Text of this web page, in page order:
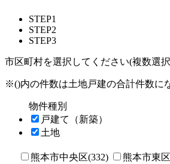
STEP1
STEP2
STEP3
市区町村を選択してください(複数選
※()内の件数は土地戸建の合計件数に
物件種別
戸建て（新築）
土地
熊本市中央区(332) 熊本市東